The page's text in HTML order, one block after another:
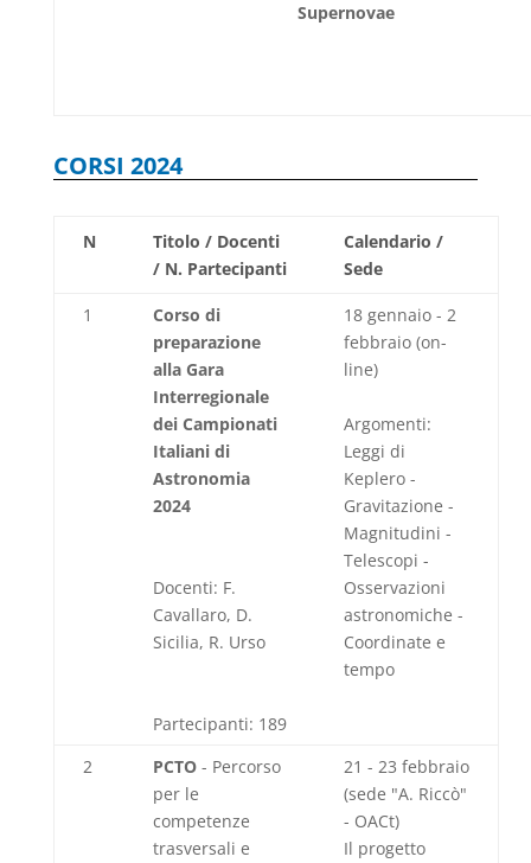
Supernovae
CORSI 2024
N
Titolo / Docenti
/ N. Partecipanti
Calendario /
Sede
1
Corso di
preparazione
alla Gara
Interregionale
dei Campionati
Italiani di
Astronomia
2024
Docenti: F.
Cavallaro, D.
Sicilia, R. Urso
Partecipanti: 189
18 gennaio - 2
febbraio (on-
line)
Argomenti:
Leggi di
Keplero -
Gravitazione -
Magnitudini -
Telescopi -
Osservazioni
astronomiche -
Coordinate e
tempo
2 PCTO- Percorso
per le
competenze
trasversali e
21 - 23 febbraio
(sede "A. Riccò"
- OACt)
Il progetto